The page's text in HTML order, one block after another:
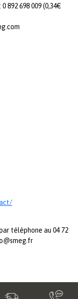
892 698 009 (0,34€
téléphone au 04 72